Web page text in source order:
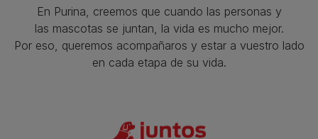
En Purina, creemos que cuando las personas y
las mascotas se juntan, la vida es mucho mejor.
Por eso, queremos acompañaros y estar a vuestro lado
en cada etapa de su vida.​